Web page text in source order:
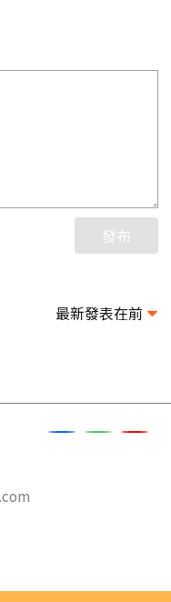
發布
最新發表在前